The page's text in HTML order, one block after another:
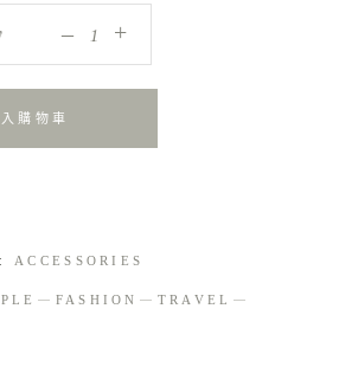
+
購物車
ACCESSORIES
FASHION TRAVEL